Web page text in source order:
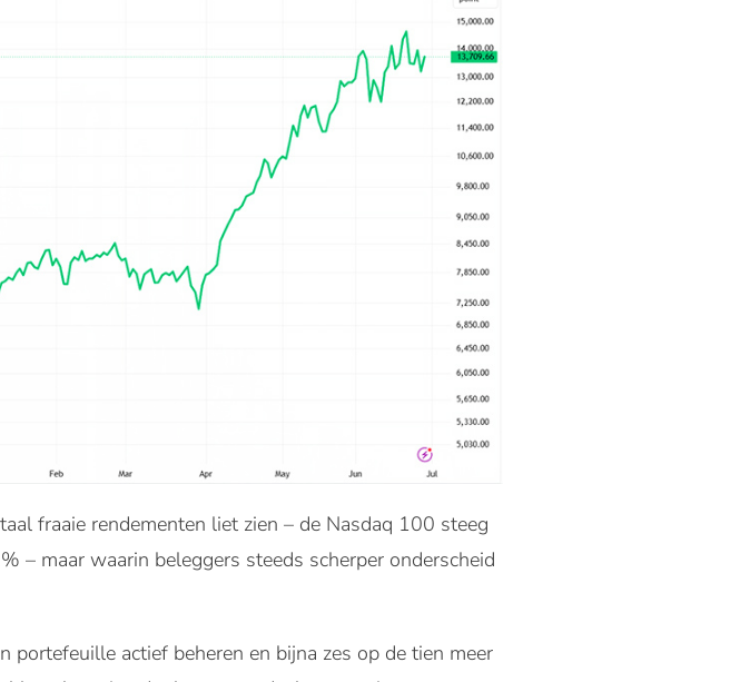
fraaie rendementen liet zien – de Nasdaq 100 steeg
– maar waarin beleggers steeds scherper onderscheid
actief beheren en bijna zes op de tien meer